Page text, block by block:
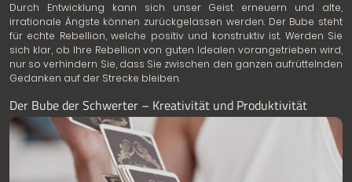
Durch Entwicklung kann sich unser Geist erneuern und alte,
irrationale Ängste können zurückgelassen werden. Der Bube steht
für echte Rebellion, welche positiv und konstruktiv ist. Werden Sie
sich klar, ob Ihre Rebellion von guten Idealen vorangetrieben wird,
nur so verhindern Sie, dass Sie zwischen den ganzen aufrüttelnden
Gedanken auf der Strecke bleiben.
Der Bube der Schwerter – Kreativität und Produktivität